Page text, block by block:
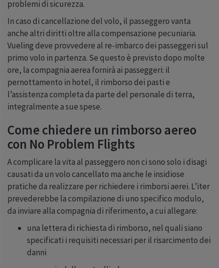
problemi di sicurezza.
In caso di cancellazione del volo, il passeggero vanta
anche altri diritti oltre alla compensazione pecuniaria.
Vueling deve provvedere al re-imbarco dei passeggeri sul
primo volo in partenza. Se questo è previsto dopo molte
ore, la compagnia aerea fornirà ai passeggeri: il
pernottamento in hotel, il rimborso dei pasti e
l’assistenza completa da parte del personale di terra,
integralmente a sue spese.
Come chiedere un rimborso aereo
con No Problem Flights
A complicare la vita al passeggero non ci sono solo i disagi
causati da un volo cancellato ma anche le insidiose
pratiche da realizzare per richiedere i rimborsi aerei. L’iter
prevederebbe la compilazione di uno specifico modulo,
da inviare alla compagnia di riferimento, a cui allegare:
una lettera di richiesta di rimborso, nel quali siano
specificati i requisiti necessari per il risarcimento dei
danni